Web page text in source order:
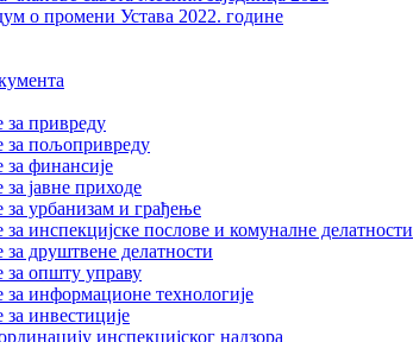
о промени Устава 2022. године
привреду
пољопривреду
финансије
јавне приходе
урбанизам и грађење
инспекцијске послове и комуналне делатности
друштвене делатности
општу управу
информационе технологије
инвестиције
инспекцијског надзора